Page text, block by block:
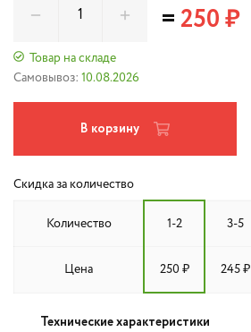
Товар на складе
Самовывоз: 10.08.2026
=250 ₽
В корзину
Скидка за количество
Количество 1-2 3-5
Цена 250 ₽ 245 ₽
Технические характеристики